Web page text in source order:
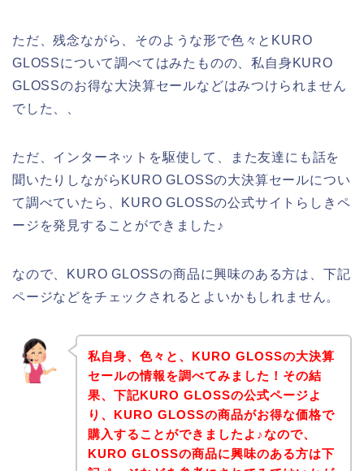
ただ、残念ながら、そのような形で色々とKURO
GLOSSについて調べてはみたものの、私自身KURO
GLOSSのお得な大決算セールなどはみつけられません
でした、、
ただ、インターネットを駆使して、また友達にも話を
聞いたりしながらKURO GLOSSの大決算セールについ
て調べていたら、KURO GLOSSの公式サイトらしきペ
ージを発見することができました♪
なので、KURO GLOSSの商品に興味のある方は、下記
ページなどをチェックされるとよいかもしれません。
私自身、色々と、KURO GLOSSの大決算
セールの情報を調べてみました！その結
果、下記KURO GLOSSの公式ページよ
り、KURO GLOSSの商品がお得な価格で
購入することができましたよ♪なので、
KURO GLOSSの商品に興味のある方は下